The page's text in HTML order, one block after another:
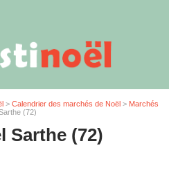
> Calendrier des marchés de Noël> Marchés
(72)
Sarthe (72)